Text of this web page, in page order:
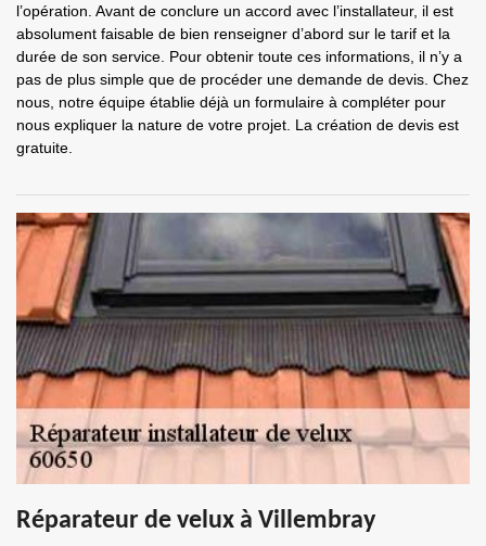
l’opération. Avant de conclure un accord avec l’installateur, il est
absolument faisable de bien renseigner d’abord sur le tarif et la
durée de son service. Pour obtenir toute ces informations, il n’y a
pas de plus simple que de procéder une demande de devis. Chez
nous, notre équipe établie déjà un formulaire à compléter pour
nous expliquer la nature de votre projet. La création de devis est
gratuite.
Réparateur de velux à Villembray